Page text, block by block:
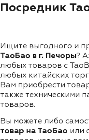
Посредник
Ищите выгодного и
ТаоБао в г. Печоры?
любых товаров с
любых китайских
Вам приобрести
также техническими
товаров.
Вы можете либо
товар на ТаоБао или